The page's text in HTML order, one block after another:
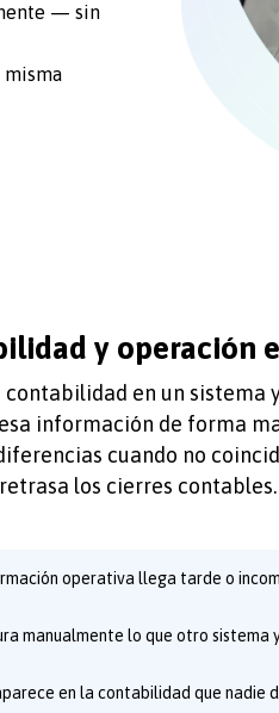
— sin
misma
y operación
en un sistema
información de forma
cuando no
los cierres contables.
operativa llega tarde o
manualmente lo que otro sistema
en la contabilidad que nadie